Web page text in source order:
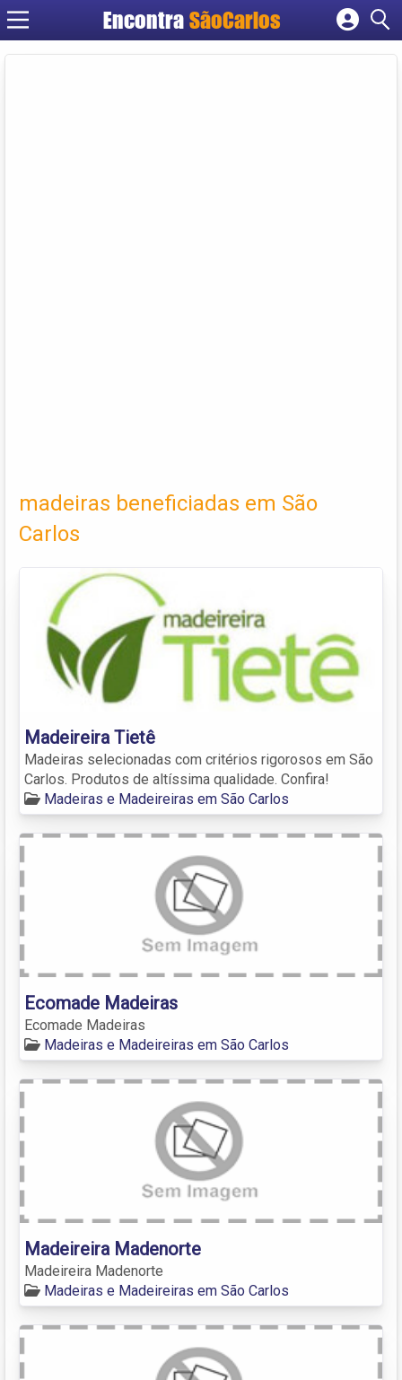
EncontraSãoCarlos
Cadastrar empresa
madeiras beneficiadas em São
Carlos
Madeireira Tietê
Madeiras selecionadas com critérios rigorosos em São
Carlos. Produtos de altíssima qualidade. Confira!
Madeiras e Madeireiras em São Carlos
Ecomade Madeiras
Ecomade Madeiras
Madeiras e Madeireiras em São Carlos
Madeireira Madenorte
Madeireira Madenorte
Madeiras e Madeireiras em São Carlos